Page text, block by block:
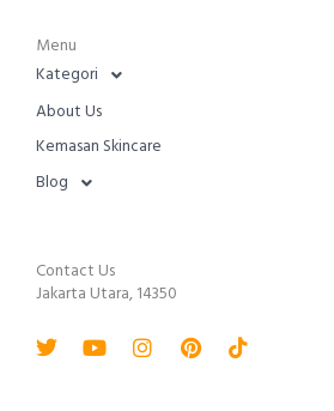
Menu
Kategori
About Us
Kemasan Skincare
Blog
Contact Us
Jakarta Utara, 14350
TwitterYoutubeInstagram
PinterestTiktok